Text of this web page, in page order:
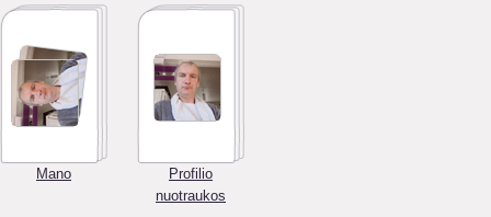
Mano
Profilio
nuotraukos